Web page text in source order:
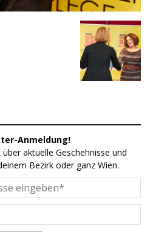
Anmeldung!
aktuelle Geschehnisse und
Bezirk oder ganz Wien.